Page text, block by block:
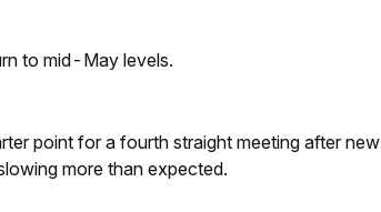
to mid-May levels.
point for a fourth straight meeting after
more than expected.